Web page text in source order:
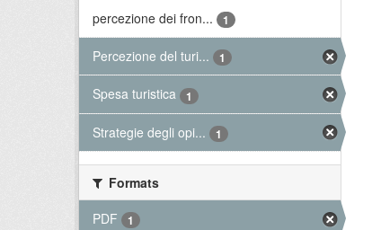
percezione dei fron... 1
Percezione del turi... 1
Spesa turistica 1
Strategie degli opi... 1
Formats
PDF
1